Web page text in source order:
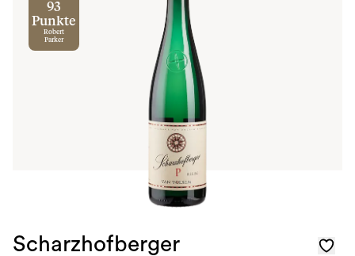
93
Punkte
Robert
Parker
Scharzhofberger